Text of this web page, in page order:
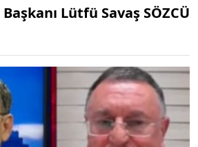
Lütfü Savaş SÖZCÜ